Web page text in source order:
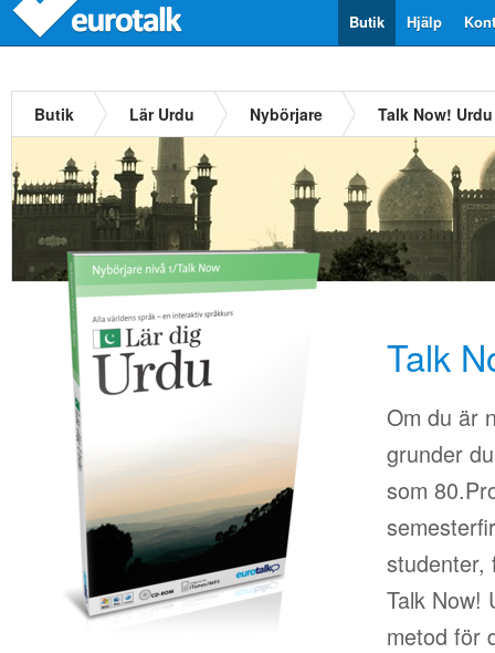
Hjälp
Butik
Butik Lär Urdu Nybörjare Talk Now! Urdu
Talk
Om du är
grunder
som
studenter,
Talk Now!
metod för